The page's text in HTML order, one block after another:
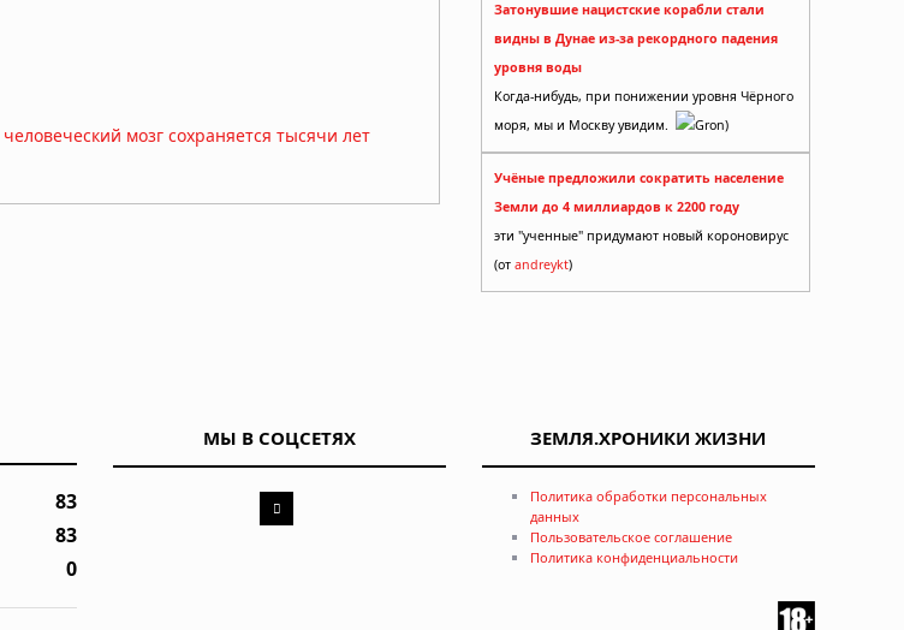
мозг сохраняется тысячи лет
выяснили учёные
Затонувшие нацистские корабли стали
видны в Дунае из-за рекордного падения
уровня воды
Когда-нибудь, при понижении уровня Чёрного
моря, мы и Москву увидим.
Gron)
Учёные предложили сократить население
Земли до 4 миллиардов к 2200 году
эти "ученные" придумают новый короновирус
(от andreykt)
83
83
0
МЫ В СОЦСЕТЯХ ЗЕМЛЯ.ХРОНИКИ ЖИЗНИ
Политика обработки персональных
данных
Пользовательское соглашение
Политика конфиденциальности